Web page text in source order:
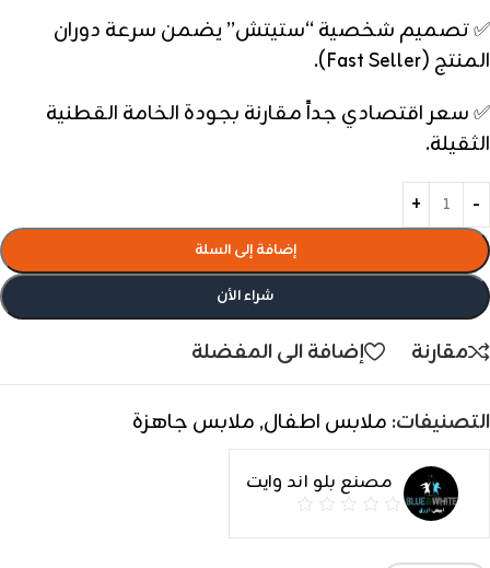
✅ تصميم شخصية “ستيتش” يضمن سرعة دوران
المنتج (Fast Seller).
✅ سعر اقتصادي جداً مقارنة بجودة الخامة القطنية
الثقيلة.
إضافة إلى السلة
شراء الأن
مقارنة إضافة الى المفضلة
التصنيفات: ملابس اطفال, ملابس جاهزة
مصنع بلو اند وايت